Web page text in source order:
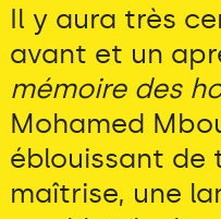
Il y aura très
avant et un
mémoire des
Mohamed
éblouissant de
maîtrise, une